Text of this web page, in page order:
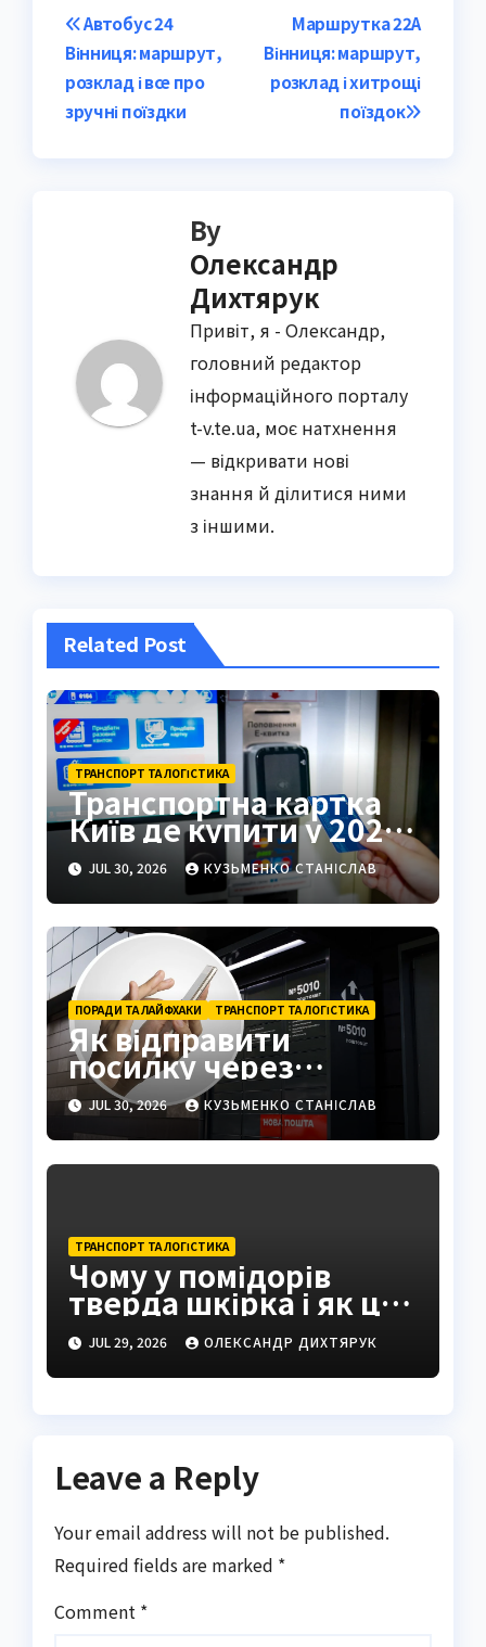
Post
navigation
Маршрутка 22А
Вінниця: маршрут,
розклад і хитрощі
поїздок
Автобус 24
Вінниця: маршрут,
розклад і все про
зручні поїздки
By
Олександр
Дихтярук
Привіт, я - Олександр,
головний редактор
інформаційного порталу
t-v.te.ua, моє натхнення
— відкривати нові
знання й ділитися ними
з іншими.
Related Post
ТРАНСПОРТ ТА ЛОГІСТИКА
Транспортна картка
Київ де купити у 2026
році
JUL 30, 2026 КУЗЬМЕНКО СТАНІСЛАВ
ПОРАДИ ТА ЛАЙФХАКИ ТРАНСПОРТ ТА ЛОГІСТИКА
Як відправити
посилку через
поштомат: повна
інструкція 2026
JUL 30, 2026 КУЗЬМЕНКО СТАНІСЛАВ
ТРАНСПОРТ ТА ЛОГІСТИКА
Чому у помідорів
тверда шкірка і як це
виправити
JUL 29, 2026 ОЛЕКСАНДР ДИХТЯРУК
Leave a Reply
Your email address will not be published.
Required fields are marked *
Comment *